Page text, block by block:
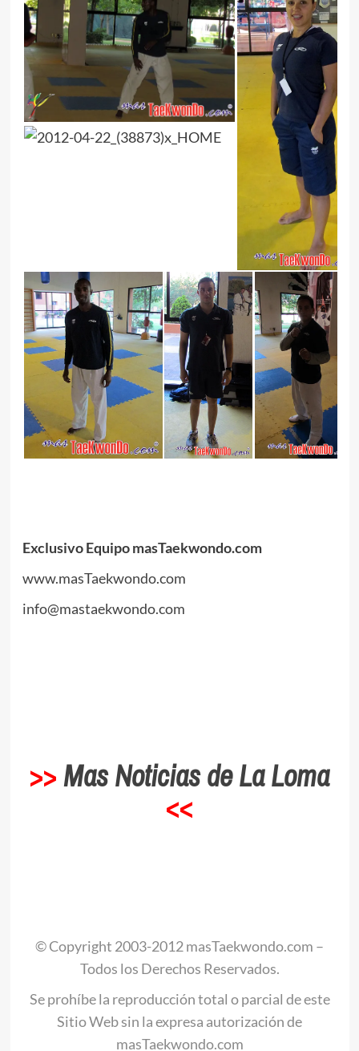
Exclusivo Equipo masTaekwondo.com
www.masTaekwondo.com
info@mastaekwondo.com
>>Mas Noticias de La Loma
<<
© Copyright 2003-2012 masTaekwondo.com –
Todos los Derechos Reservados.
Se prohíbe la reproducción total o parcial de este
Sitio Web sin la expresa autorización de
masTaekwondo.com